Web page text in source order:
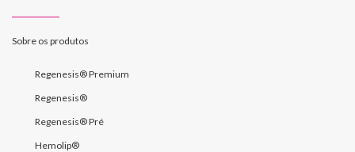
Sobre os produtos
Regenesis® Premium
Regenesis®
Regenesis® Pré
Hemolip®